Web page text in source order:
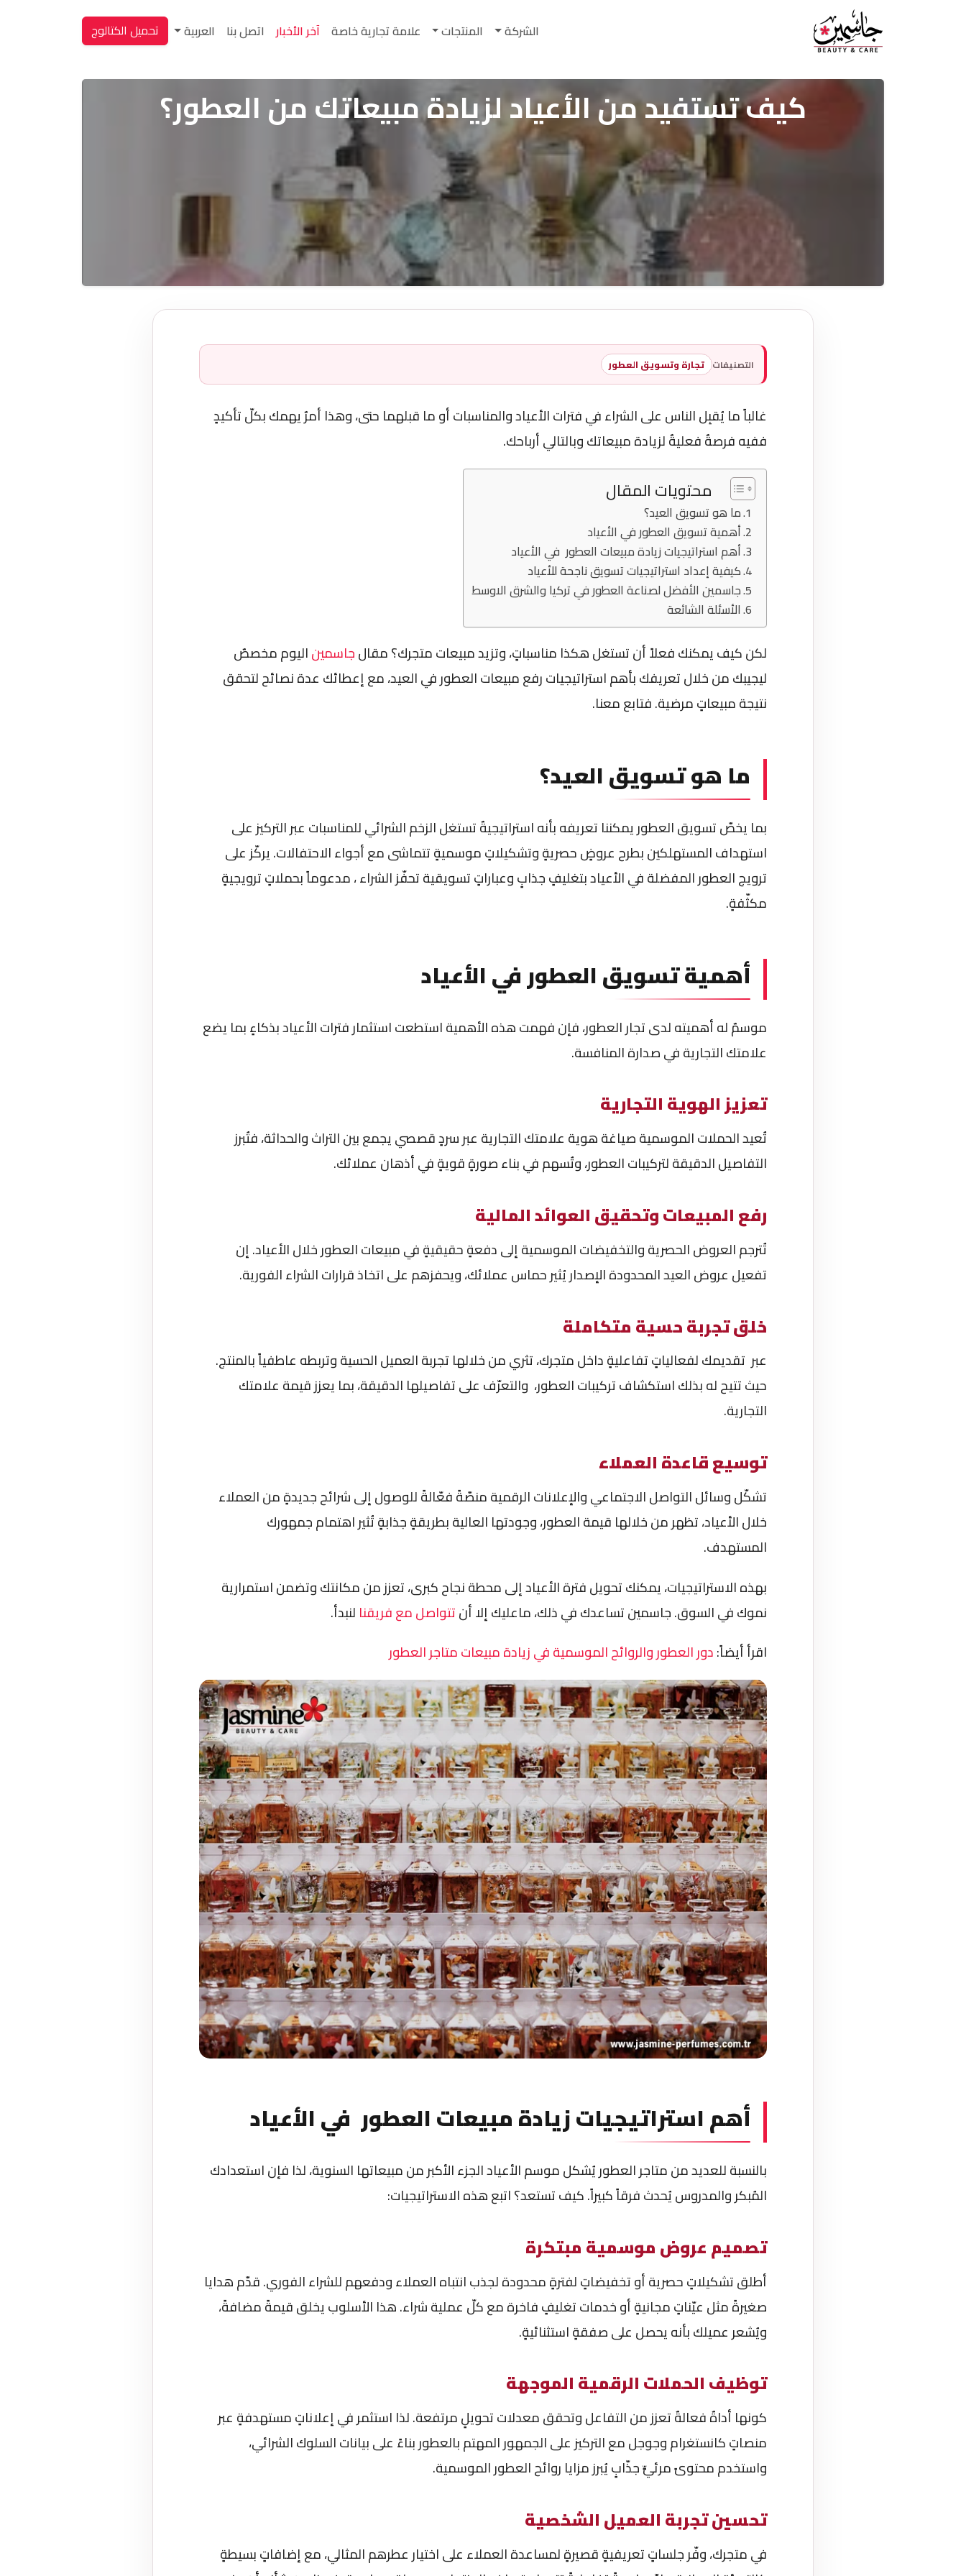
الشركة المنتجات علامة تجارية خاصة آخر الأخبار اتصل بنا العربية تحميل الكتالوج
كيف تستفيد من الأعياد لزيادة مبيعاتك من العطور؟
التصنيفات تجارة وتسويق العطور
غالباً ما يُقبِل الناس على الشراء في فترات الأعياد والمناسبات أو ما قبلهما حتى، وهذا أمرٌ يهمك بكلّ تأكيدٍ
ففيه فرصةٌ فعليةٌ لزيادة مبيعاتك وبالتالي أرباحك.
محتويات المقال
ما هو تسويق العيد؟
أهمية تسويق العطور في الأعياد
أهم استراتيجيات زيادة مبيعات العطور في الأعياد
كيفية إعداد استراتيجيات تسويق ناجحة للأعياد
جاسمين الأفضل لصناعة العطور في تركيا والشرق الاوسط
الأسئلة الشائعة
لكن كيف يمكنك فعلاً أن تستغل هكذا مناسباتٍ، وتزيد مبيعات متجرك؟ مقالجاسميناليوم مخصصٌ
ليجيبك من خلال تعريفك بأهم استراتيجيات رفع مبيعات العطور في العيد، مع إعطائك عدة نصائح لتحقق
نتيجة مبيعاتٍ مرضية. فتابع معنا.
ما هو تسويق العيد؟
بما يخصّ تسويق العطور يمكننا تعريفه بأنه استراتيجيةٌ تستغل الزخم الشرائي للمناسبات عبر التركيز على
استهداف المستهلكين بطرح عروضٍ حصريةٍ وتشكيلاتٍ موسميةٍ تتماشى مع أجواء الاحتفالات. يركّز على
ترويج العطور المفضلة في الأعياد بتغليفٍ جذابٍ وعباراتٍ تسويقية تحفّز الشراء ، مدعوماً بحملاتٍ ترويجيةٍ
مكثّفةٍ.
أهمية تسويق العطور في الأعياد
موسمٌ له أهميته لدى تجار العطور، فإن فهمت هذه الأهمية استطعت استثمار فترات الأعياد بذكاءٍ بما يضع
علامتك التجارية في صدارة المنافسة.
تعزيز الهوية التجارية
تُعيد الحملات الموسمية صياغة هوية علامتك التجارية عبر سردٍ قصصي يجمع بين التراث والحداثة، فتُبرز
التفاصيل الدقيقة لتركيبات العطور، وتُسهم في بناء صورةٍ قويةٍ في أذهان عملائك.
رفع المبيعات وتحقيق العوائد المالية
تُترجم العروض الحصرية والتخفيضات الموسمية إلى دفعةٍ حقيقيةٍ في مبيعات العطور خلال الأعياد. إن
تفعيل عروض العيد المحدودة الإصدار يُثير حماس عملائك، ويحفزهم على اتخاذ قرارات الشراء الفورية.
خلق تجربة حسية متكاملة
عبر تقديمك لفعالياتٍ تفاعليةٍ داخل متجرك، تثري من خلالها تجربة العميل الحسية وتربطه عاطفياً بالمنتج.
حيث تتيح له بذلك استكشاف تركيبات العطور، والتعرّف على تفاصيلها الدقيقة، بما يعزز قيمة علامتك
التجارية.
توسيع قاعدة العملاء
تشكّل وسائل التواصل الاجتماعي والإعلانات الرقمية منصّةً فعّالةً للوصول إلى شرائح جديدةٍ من العملاء
خلال الأعياد، تظهر من خلالها قيمة العطور، وجودتها العالية بطريقةٍ جذابةٍ تُثير اهتمام جمهورك
المستهدف.
بهذه الاستراتيجيات، يمكنك تحويل فترة الأعياد إلى محطة نجاح كبرى، تعزز من مكانتك وتضمن استمرارية
نموك في السوق. جاسمين تساعدك في ذلك، ماعليك إلا أنتتواصل مع فريقنا لنبدأ.
اقرأ أيضاً:دور العطور والروائح الموسمية في زيادة مبيعات متاجر العطور
أهم استراتيجيات زيادة مبيعات العطور في الأعياد
بالنسبة للعديد من متاجر العطور يُشكل موسم الأعياد الجزء الأكبر من مبيعاتها السنوية، لذا فإن استعدادك
المُبكر والمدروس يُحدث فرقاً كبيراً. كيف تستعد؟ اتبع هذه الاستراتيجيات:
تصميم عروض موسمية مبتكرة
أطلق تشكيلاتٍ حصرية أو تخفيضاتٍ لفترةٍ محدودة لجذب انتباه العملاء ودفعهم للشراء الفوري. قدّم هدايا
صغيرةً مثل عيّناتٍ مجانيةٍ أو خدمات تغليفٍ فاخرة مع كلّ عملية شراء. هذا الأسلوب يخلق قيمةً مضافةً،
ويُشعر عميلك بأنه يحصل على صفقةٍ استثنائيةٍ.
توظيف الحملات الرقمية الموجهة
كونها أداةٌ فعالةٌ تعزز من التفاعل وتحقق معدلات تحويلٍ مرتفعة. لذا استثمر في إعلاناتٍ مستهدفةٍ عبر
منصاتٍ كانستغرام وجوجل مع التركيز على الجمهور المهتم بالعطور بناءً على بيانات السلوك الشرائي،
واستخدم محتوىً مرئيٍّ جذّابٍ يُبرز مزايا روائح العطور الموسمية.
تحسين تجربة العميل الشخصية
في متجرك، وفّر جلساتٍ تعريفيةٍ قصيرةٍ لمساعدة العملاء على اختيار عطرهم المثالي، مع إضافاتٍ بسيطةٍ